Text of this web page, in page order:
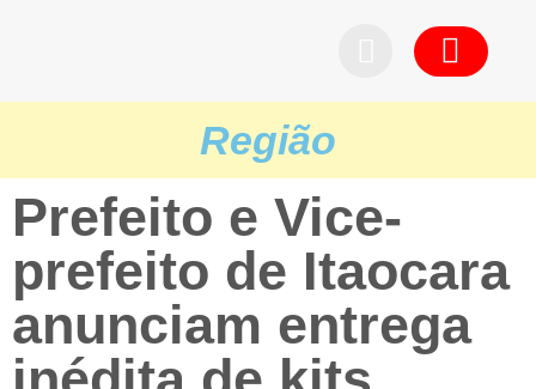
Região
Prefeito e Vice-
prefeito de Itaocara
anunciam entrega